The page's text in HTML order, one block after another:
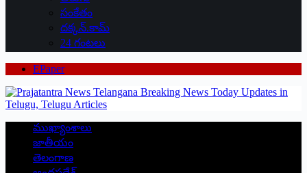
సంకేతం
దక్కన్.కామ్
24 గంటలు
EPaper
ముఖ్యాంశాలు
జాతీయం
తెలంగాణ